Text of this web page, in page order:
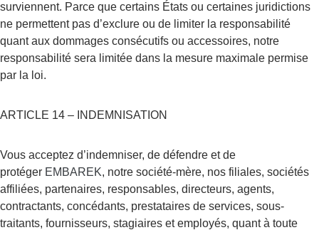
surviennent. Parce que certains États ou certaines juridictions
ne permettent pas d’exclure ou de limiter la responsabilité
quant aux dommages consécutifs ou accessoires, notre
responsabilité sera limitée dans la mesure maximale permise
par la loi.
ARTICLE 14 – INDEMNISATION
Vous acceptez d’indemniser, de défendre et de
protéger EMBAREK, notre société-mère, nos filiales, sociétés
affiliées, partenaires, responsables, directeurs, agents,
contractants, concédants, prestataires de services, sous-
traitants, fournisseurs, stagiaires et employés, quant à toute